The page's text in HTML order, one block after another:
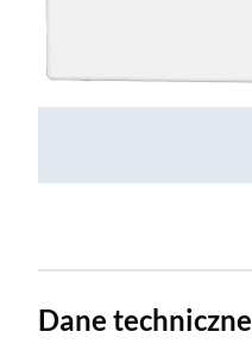
Dane techniczne